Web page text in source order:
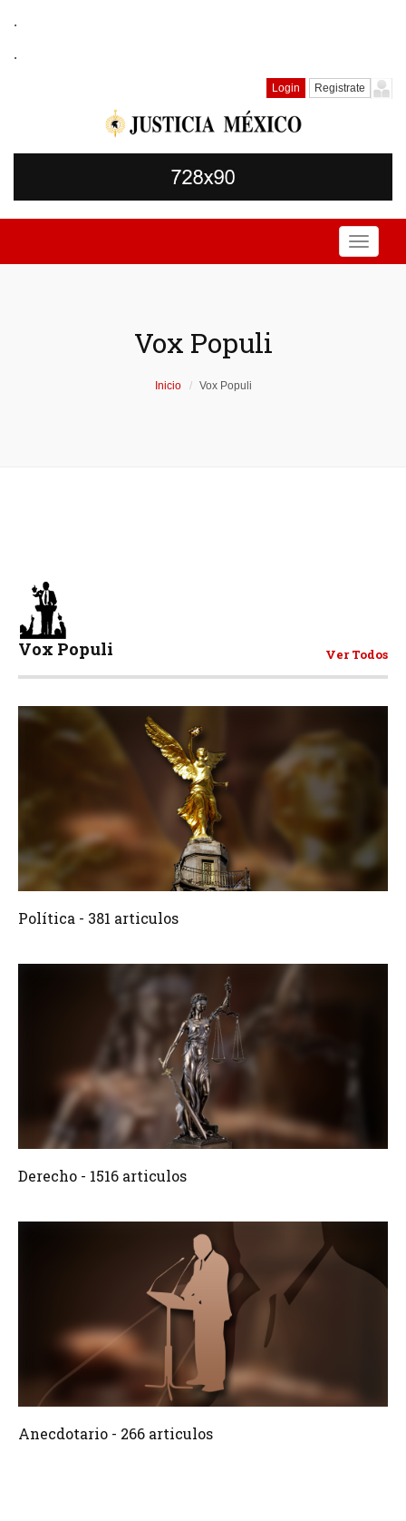
.
.
Login Registrate
Toggle
Vox Populi
Inicio Vox Populi
Vox Populi Ver Todos
381 Articulos
Política - 381 articulos
Crear 1516 Articulos
Derecho - 1516 articulos
Crear 266 Articulos
Anecdotario - 266 articulos